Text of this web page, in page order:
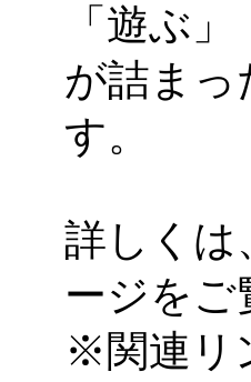
「遊ぶ
が詰ま
す。
詳しくは
ージをご
※関連リ